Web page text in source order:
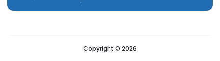
Copyright © 2026